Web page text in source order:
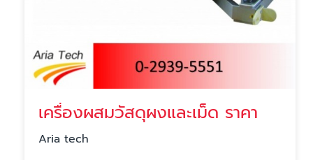
เครื่องผสมวัสดุผงและเม็ด ราคา
Aria tech